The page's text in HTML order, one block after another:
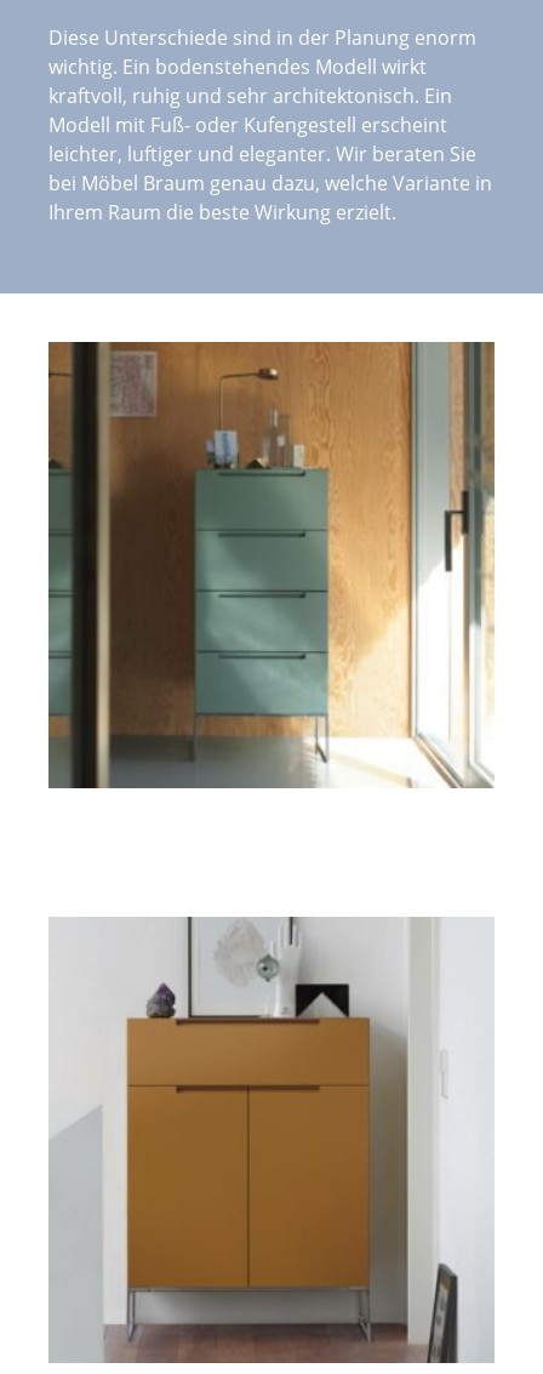
Diese Unterschiede sind in der Planung enorm
wichtig. Ein bodenstehendes Modell wirkt
kraftvoll, ruhig und sehr architektonisch. Ein
Modell mit Fuß- oder Kufengestell erscheint
leichter, luftiger und eleganter. Wir beraten Sie
bei Möbel Braum genau dazu, welche Variante in
Ihrem Raum die beste Wirkung erzielt.